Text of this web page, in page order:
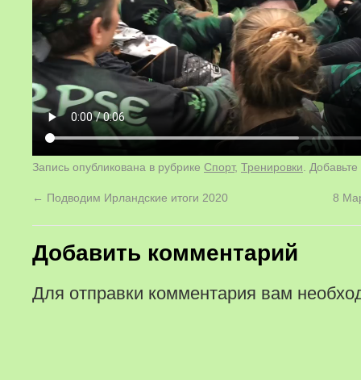
Запись опубликована в рубрике Спорт, Тренировки .
← Подводим Ирландские итоги 2020 8
Добавить комментарий
Для отправки комментария вам